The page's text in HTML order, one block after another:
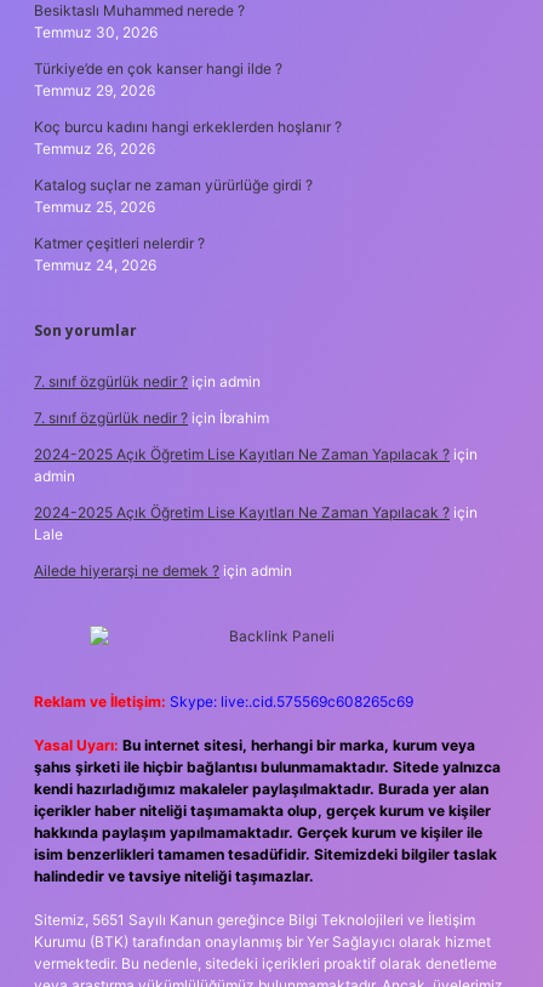
Besiktaslı Muhammed nerede ?
Temmuz 30, 2026
Türkiye’de en çok kanser hangi ilde ?
Temmuz 29, 2026
Koç burcu kadını hangi erkeklerden hoşlanır ?
Temmuz 26, 2026
Katalog suçlar ne zaman yürürlüğe girdi ?
Temmuz 25, 2026
Katmer çeşitleri nelerdir ?
Temmuz 24, 2026
Son yorumlar
7. sınıf özgürlük nedir ? için admin
7. sınıf özgürlük nedir ? için İbrahim
2024-2025 Açık Öğretim Lise Kayıtları Ne Zaman Yapılacak ? için
admin
2024-2025 Açık Öğretim Lise Kayıtları Ne Zaman Yapılacak ? için
Lale
Ailede hiyerarşi ne demek ? için admin
Reklam ve İletişim: Skype: live:.cid.575569c608265c69
Yasal Uyarı: Bu internet sitesi, herhangi bir marka, kurum veya
şahıs şirketi ile hiçbir bağlantısı bulunmamaktadır. Sitede yalnızca
kendi hazırladığımız makaleler paylaşılmaktadır. Burada yer alan
içerikler haber niteliği taşımamakta olup, gerçek kurum ve kişiler
hakkında paylaşım yapılmamaktadır. Gerçek kurum ve kişiler ile
isim benzerlikleri tamamen tesadüfidir. Sitemizdeki bilgiler taslak
halindedir ve tavsiye niteliği taşımazlar.
Sitemiz, 5651 Sayılı Kanun gereğince Bilgi Teknolojileri ve İletişim
Kurumu (BTK) tarafından onaylanmış bir Yer Sağlayıcı olarak hizmet
vermektedir. Bu nedenle, sitedeki içerikleri proaktif olarak denetleme